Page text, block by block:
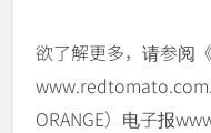
欲了解更多，请参阅
ORANGE）电子报